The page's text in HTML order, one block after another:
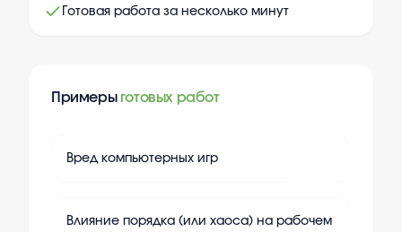
Готовая работа за несколько минут
Примеры готовых работ
Вред компьютерных игр
Влияние порядка (или хаоса) на рабочем